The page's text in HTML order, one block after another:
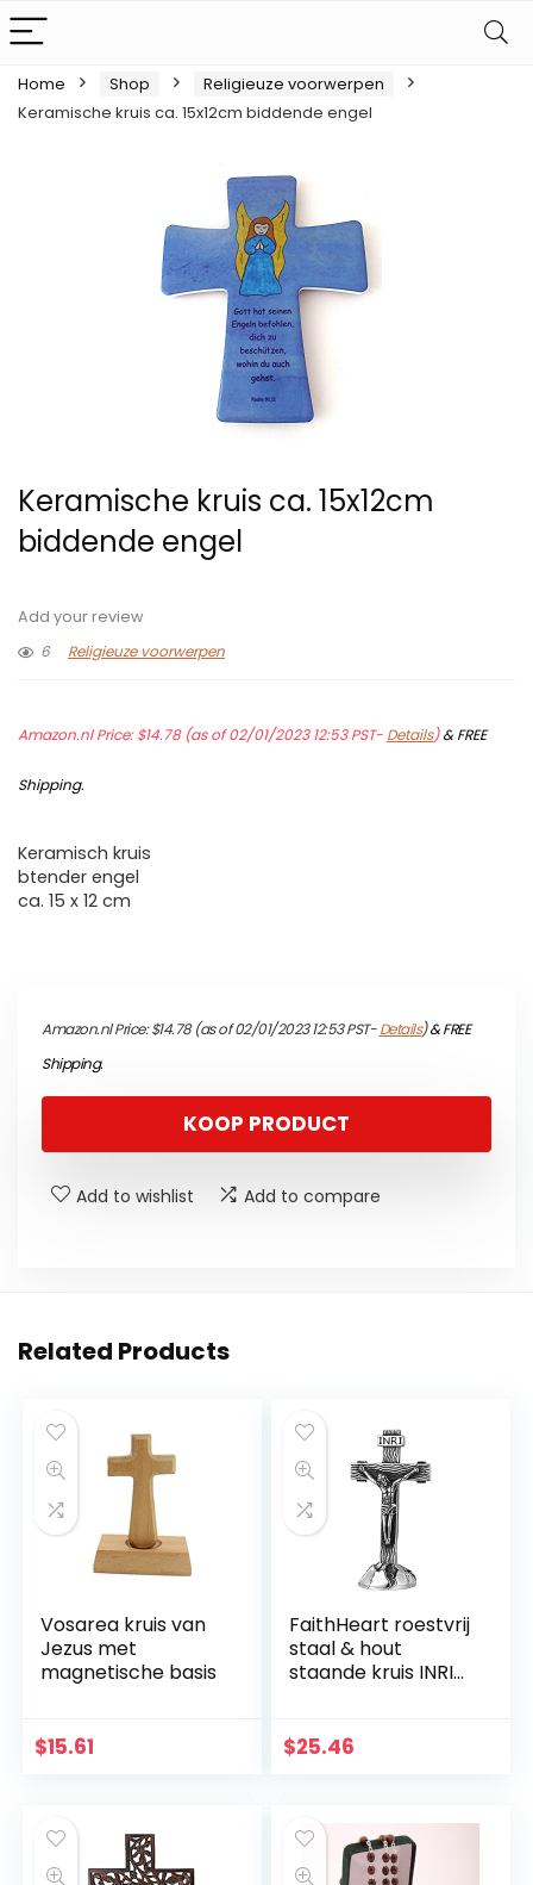
Home Shop
Religieuze voorwerpen
Keramische kruis ca. 15x12cm biddende engel
Keramische kruis ca. 15x12cm
biddende engel
Add your review
6
Religieuze voorwerpen
Amazon.nl Price:$14.78(as of 02/01/2023 12:53 PST- Details)&FREE
Shipping.
Keramisch kruis
btender engel
ca. 15 x 12 cm
Amazon.nl Price:$14.78(as of 02/01/2023 12:53 PST-Details)&FREE
Shipping.
KOOP PRODUCT
Add to wishlist Add to compare
Related Products
Vosarea kruis van
Jezus met
magnetische basis
$15.61
FaithHeart roestvrij
staal & hout
staande kruis INRI
Home Decoratie
$25.46